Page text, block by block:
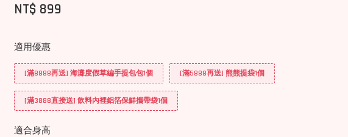
NT$ 899
適用優惠
[滿8888再送] 海灘度假草編手提包包1個 [滿5888再送] 熊熊提袋1個
[滿3888直接送] 飲料內裡鋁箔保鮮攜帶袋1個
適合身高